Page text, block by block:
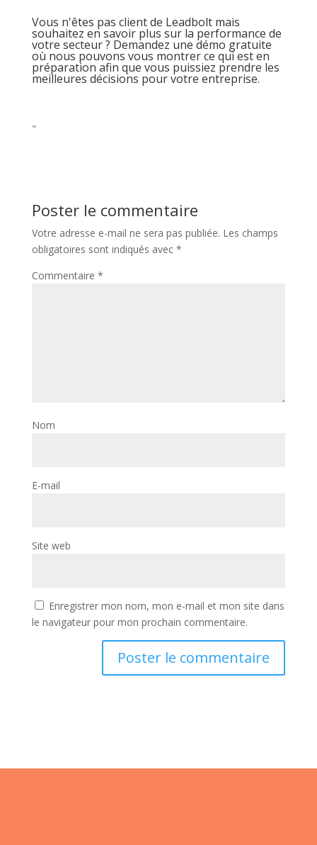
Vous n'êtes pas client de Leadbolt mais
souhaitez en savoir plus sur la performance de
votre secteur ? Demandez une démo gratuite
où nous pouvons vous montrer ce qui est en
préparation afin que vous puissiez prendre les
meilleures décisions pour votre entreprise.
"
Poster le commentaire
Votre adresse e-mail ne sera pas publiée. Les champs
obligatoires sont indiqués avec *
Commentaire *
Nom
E-mail
Site web
Enregistrer mon nom, mon e-mail et mon site dans
le navigateur pour mon prochain commentaire.